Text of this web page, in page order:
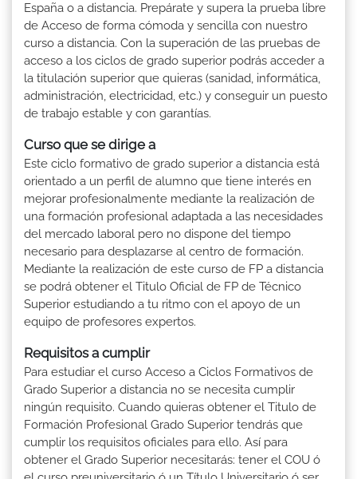
España o a distancia. Prepárate y supera la prueba libre
de Acceso de forma cómoda y sencilla con nuestro
curso a distancia. Con la superación de las pruebas de
acceso a los ciclos de grado superior podrás acceder a
la titulación superior que quieras (sanidad, informática,
administración, electricidad, etc.) y conseguir un puesto
de trabajo estable y con garantías.
Curso que se dirige a
Este ciclo formativo de grado superior a distancia está
orientado a un perfil de alumno que tiene interés en
mejorar profesionalmente mediante la realización de
una formación profesional adaptada a las necesidades
del mercado laboral pero no dispone del tiempo
necesario para desplazarse al centro de formación.
Mediante la realización de este curso de FP a distancia
se podrá obtener el Titulo Oficial de FP de Técnico
Superior estudiando a tu ritmo con el apoyo de un
equipo de profesores expertos.
Requisitos a cumplir
Para estudiar el curso Acceso a Ciclos Formativos de
Grado Superior a distancia no se necesita cumplir
ningún requisito. Cuando quieras obtener el Titulo de
Formación Profesional Grado Superior tendrás que
cumplir los requisitos oficiales para ello. Así para
obtener el Grado Superior necesitarás: tener el COU ó